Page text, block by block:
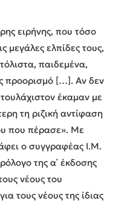
ειρήνης, που τόσο
μεγάλες ελπίδες τους,
παιδεμένα,
προορισμό […]. Αν δεν
έκαμαν με
τη ριζική αντίφαση
που πέρασε». Με
ο συγγραφέας Ι.Μ.
της α΄ έκδοσης
νέους του
τους νέους της ίδιας